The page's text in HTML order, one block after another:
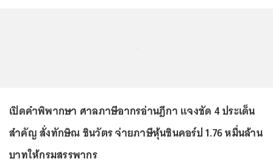
เปิดคำพิพากษา ศาลภาษีอากรอ่านฎีกา แจงชัด 4 ประเด็น
สำคัญ สั่งทักษิณ ชินวัตร จ่ายภาษีหุ้นชินคอร์ป 1.76 หมื่นล้าน
บาทให้กรมสรรพากร